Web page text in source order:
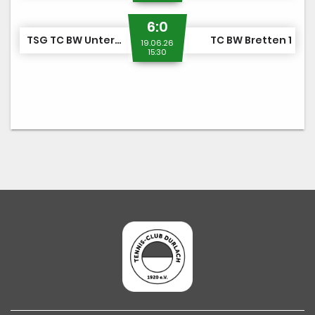
TSG TC BW Untergrombach/TC Durlach 3
6:0
19.06.26
15:30
TC BW Bretten 1